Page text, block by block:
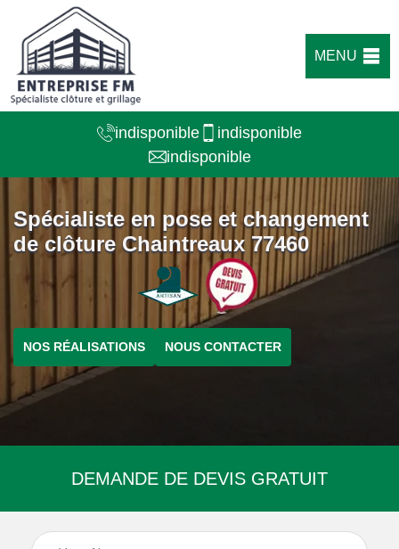
MENU
indisponible
indisponible
indisponible
Spécialiste en pose et changement
de clôture Chaintreaux 77460
NOS RÉALISATIONS NOUS CONTACTER
DEMANDE DE DEVIS GRATUIT